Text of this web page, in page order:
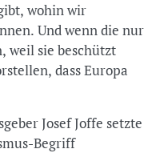
wohin wir
Und wenn die nur
weil sie beschützt
dass Europa
Josef Joffe setzte
Begriff